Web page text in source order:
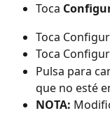
Toca
Toca
Toca
Pulsa para
que no esté
NOTA: